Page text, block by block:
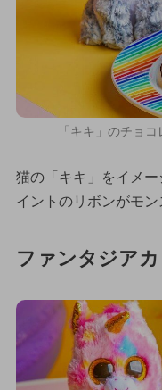
「キキ」のチョ
猫の「キキ」をイメ
イントのリボンがモン
ファンタジア